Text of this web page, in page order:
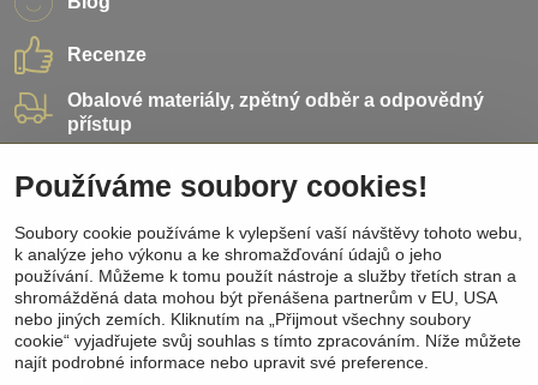
Recenze
Obalové materiály, zpětný odběr a odpovědný
přístup
Přidejte se k nám
Sociální sítě
Facebook
Instagram
Pinterest
Youtube
Používáme soubory cookies!
Soubory cookie používáme k vylepšení vaší návštěvy tohoto webu,
k analýze jeho výkonu a ke shromažďování údajů o jeho
používání. Můžeme k tomu použít nástroje a služby třetích stran a
shromážděná data mohou být přenášena partnerům v EU, USA
nebo jiných zemích. Kliknutím na „Přijmout všechny soubory
cookie“ vyjadřujete svůj souhlas s tímto zpracováním. Níže můžete
najít podrobné informace nebo upravit své preference.